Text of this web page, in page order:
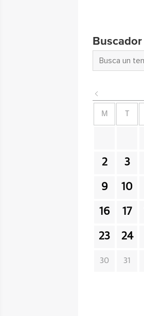
Buscador
M
2 3
9 10
16 17
23 24
30 31